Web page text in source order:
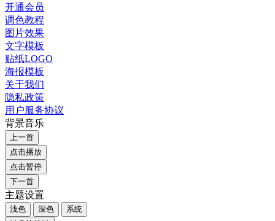
开通会员
调色教程
图片效果
文字模板
贴纸LOGO
海报模板
关于我们
隐私政策
用户服务协议
背景音乐
上一首
点击播放
点击暂停
下一首
主题设置
浅色 深色
系统